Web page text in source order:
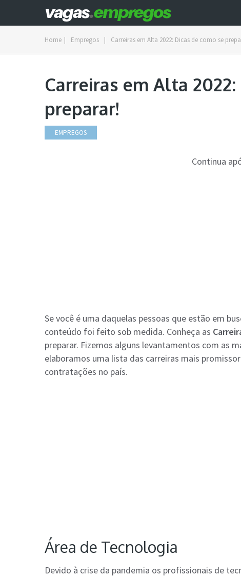
Home | Empregos | Carreiras em Alta 2022: Dicas de como se
Carreiras em Alta
preparar!
EMPREGOS
Continua
Se você é uma daquelas pessoas que estão em
conteúdo foi feito sob medida. Conheça as
preparar. Fizemos alguns levantamentos com as
elaboramos uma lista das carreiras mais
contratações no país.
Área de Tecnologia
Devido à crise da pandemia os profissionais de